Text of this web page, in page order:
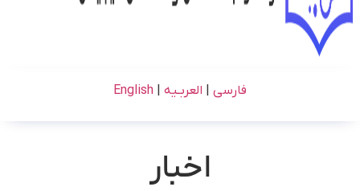
فارسی العربـیه English
اخبار